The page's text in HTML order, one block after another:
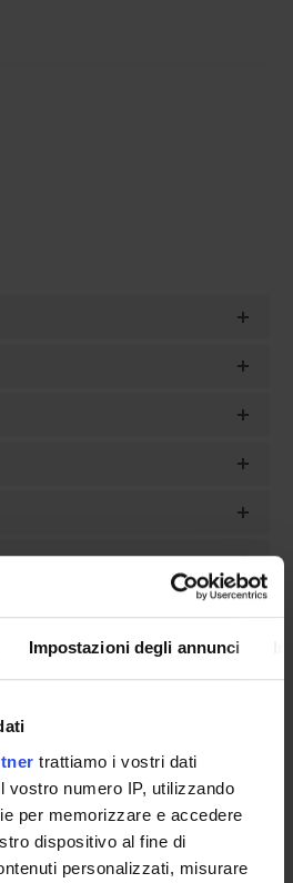
Impostazioni degli annunci
trattiamo i vostri dati
vostro numero IP, utilizzando
per memorizzare e accedere
dispositivo al fine di
personalizzati, misurare
OFFICES
OFFICES